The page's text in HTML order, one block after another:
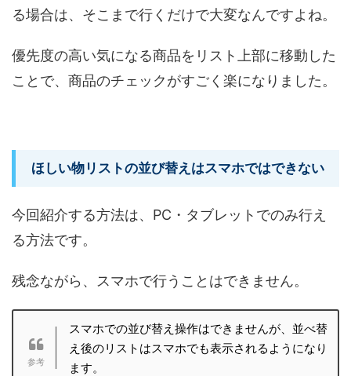
る場合は、そこまで行くだけで大変なんですよね。
優先度の高い気になる商品をリスト上部に移動した
ことで、商品のチェックがすごく楽になりました。
ほしい物リストの並び替えはスマホではできない
今回紹介する方法は、PC・タブレットでのみ行え
る方法です。
残念ながら、スマホで行うことはできません。
スマホでの並び替え操作はできませんが、並べ替
え後のリストはスマホでも表示されるようになり
ます。